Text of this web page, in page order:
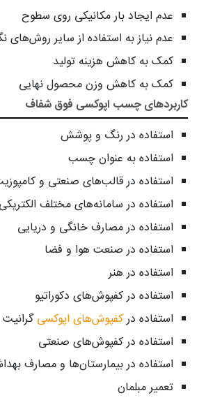
عدم ایجاد بار مکانیکی روی سطوح
عدم نیاز به استفاده از سایر روش‌های
کمک به کاهش هزینه تولید
کمک به کاهش وزن محصول نهایی
کاربردهای چسب اپوکسی فوق شفاف
استفاده در رنگ و پوشش
استفاده به عنوان چسب
استفاده در قالب‌های صنعتی و
استفاده در سامانه‌های مختلف
استفاده در مصارف خانگی و دریایی
استفاده در صنعت هوا و فضا
استفاده در هنر
استفاده در کفپوش‌های دکوراتیو
استفاده درکفپوش‌های اپوکسیگرانیت
استفاده در کفپوش‌های صنعتی
استفاده در بیمارستان‌ها و مصارف
تعمیر مبلمان